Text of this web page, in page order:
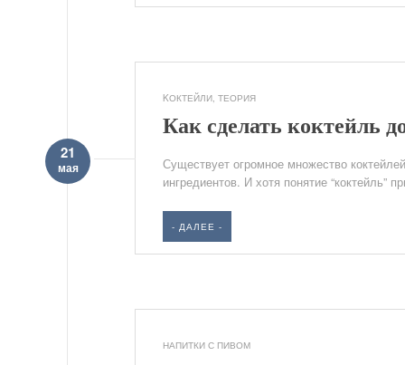
KОКТЕЙЛИ, ТЕОРИЯ
Как сделать коктейль
21
мая
Существует огромное множество
ингредиентов. И хотя понятие “коктейль”
- ДАЛЕЕ -
НАПИТКИ С ПИВОМ